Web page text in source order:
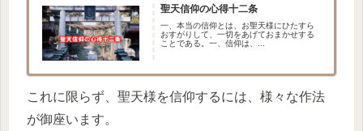
聖天信仰の心得十二条
一、本当の信仰とは、お聖天様にひたすら
おすがりして、一切をあげておまかせする
ことである。一、信仰は、...
これに限らず、聖天様を信仰するには、様々な作法
が御座います。